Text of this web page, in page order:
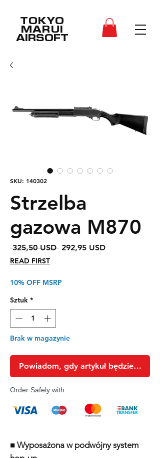
TOKYO
MARUI
AIRSOFT
SKU: 140302
Strzelba
gazowa M870
325,50 USD Regularna
292,95 USDCena
READ FIRST
10% OFF MSRP
Sztuk *
Brak w magazynie
Powiadom, gdy artykuł będzie
Order Safely with:
■ Wyposażona w podwójny system